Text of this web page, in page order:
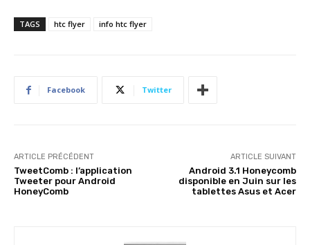
TAGS htc flyer info htc flyer
Facebook Twitter
ARTICLE PRÉCÉDENT
TweetComb : l’application
Tweeter pour Android
HoneyComb
ARTICLE SUIVANT
Android 3.1 Honeycomb
disponible en Juin sur les
tablettes Asus et Acer